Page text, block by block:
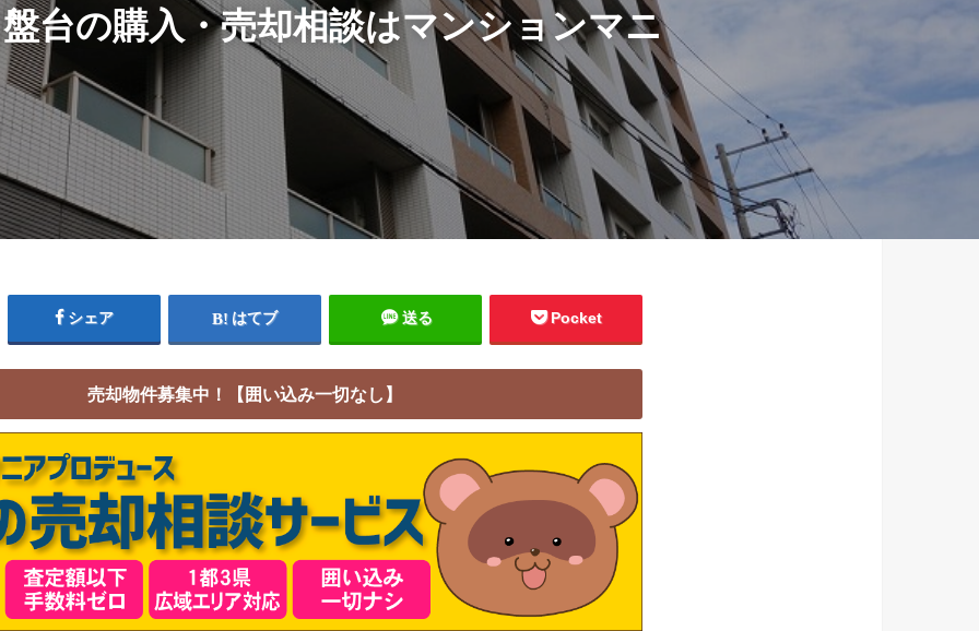
台の購入・売却相談はマンションマニ
シェア はてブ 送る Pocket
売却物件募集中！【囲い込み一切なし】